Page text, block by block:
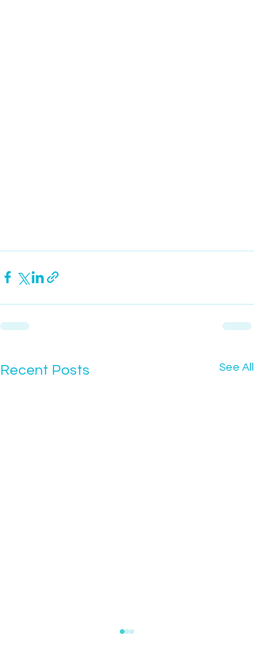
Recent Posts See All